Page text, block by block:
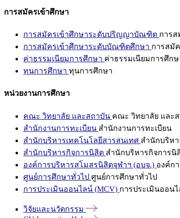
การสมัครเข้าศึกษา
การสมัครเข้าศึกษาระดับปริญญาบัณฑิต การ
การสมัครเข้าศึกษาระดับบัณฑิตศึกษา การสมั
ค่าธรรมเนียมการศึกษา ค่าธรรมเนียมการศึกษ
ทุนการศึกษา ทุนการศึกษา
หน่วยงานการศึกษา
คณะ วิทยาลัย และสถาบัน คณะ วิทยาลัย และ
สำนักงานการทะเบียน สำนักงานการทะเบียน
สำนักบริหารเทคโนโลยีสารสนเทศ สำนักบริห
สำนักบริหารกิจการนิสิต สำนักบริหารกิจการนิ
องค์การบริหารสโมสรนิสิตจุฬาฯ (อบจ.) องค์ก
ศูนย์การศึกษาทั่วไป ศูนย์การศึกษาทั่วไป
การประเมินออนไลน์ (MCV) การประเมินออน
วิจัยและนวัตกรรม